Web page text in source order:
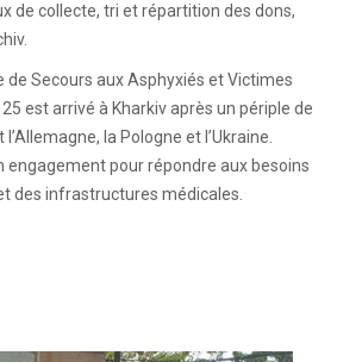
de collecte, tri et répartition des dons,
de Secours aux Asphyxiés et Victimes
est arrivé à Kharkiv après un périple de
la Pologne et l’Ukraine.
engagement pour répondre aux besoins
des infrastructures médicales.